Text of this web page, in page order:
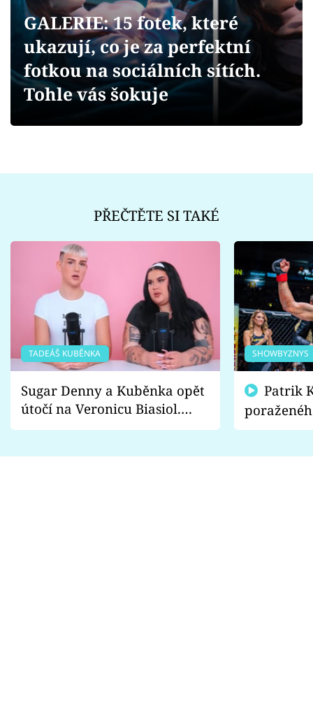
Videa
Sledujte prima+
GALERIE: 15 fotek, které
ukazují, co je za perfektní
fotkou na sociálních sítích.
Tohle vás šokuje
PŘEČTĚTE SI TAKÉ
TADEÁŠ KUBĚNKA
Sugar Denny a Kuběnka opět
útočí na Veronicu Biasiol.
Proč je podle nich falešná a
SHOWBYZNYS
fanoušci